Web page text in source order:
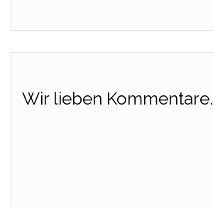
Wir lieben Kommentare.